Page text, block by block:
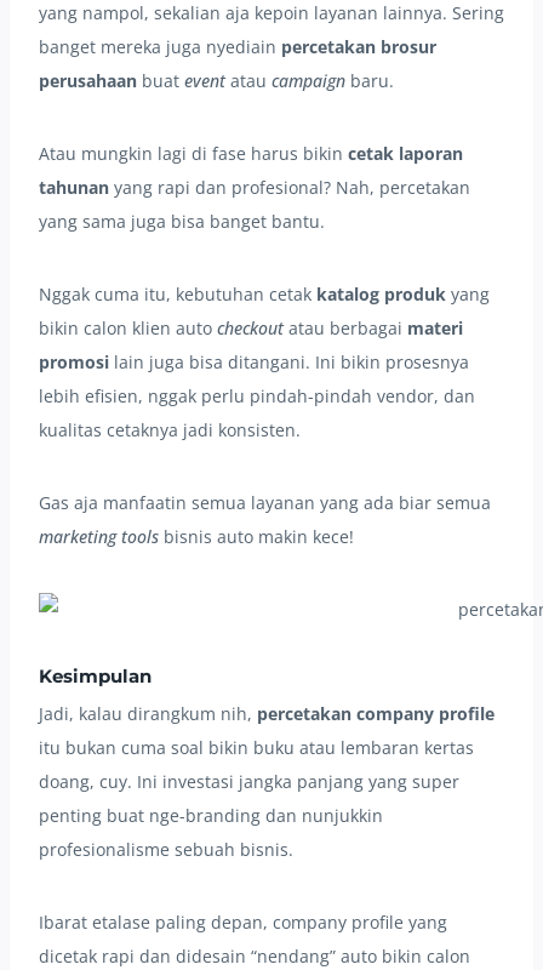
yang nampol, sekalian aja kepoin layanan lainnya. Sering
banget mereka juga nyediain percetakan brosur
perusahaan buat eventatau campaign baru.
Atau mungkin lagi di fase harus bikin cetak laporan
tahunan yang rapi dan profesional? Nah, percetakan
yang sama juga bisa banget bantu.
Nggak cuma itu, kebutuhan cetak katalog produk yang
bikin calon klien auto checkoutatau berbagai materi
promosi lain juga bisa ditangani. Ini bikin prosesnya
lebih efisien, nggak perlu pindah-pindah vendor, dan
kualitas cetaknya jadi konsisten.
Gas aja manfaatin semua layanan yang ada biar semua
marketing tools bisnis auto makin kece!
Kesimpulan
Jadi, kalau dirangkum nih, percetakan company profile
itu bukan cuma soal bikin buku atau lembaran kertas
doang, cuy. Ini investasi jangka panjang yang super
penting buat nge-branding dan nunjukkin
profesionalisme sebuah bisnis.
Ibarat etalase paling depan, company profile yang
dicetak rapi dan didesain “nendang” auto bikin calon